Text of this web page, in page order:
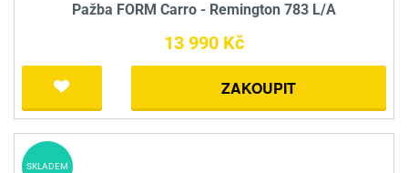
Pažba FORM Carro - Remington 783 L/A
13 990 Kč
ZAKOUPIT
SKLADEM